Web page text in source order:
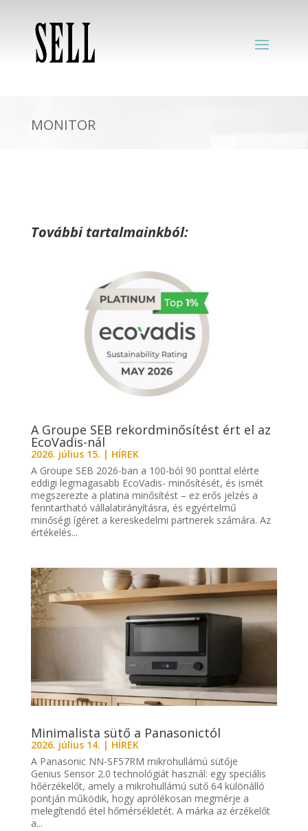
MONITOR
További tartalmainkból:
A Groupe SEB rekordminősítést ért el az
EcoVadis-nál
2026. július 15. | HÍREK
A Groupe SEB 2026-ban a 100-ból 90 ponttal elérte
eddigi legmagasabb EcoVadis- minősítését, és ismét
megszerezte a platina minősítést – ez erős jelzés a
fenntartható vállalatirányításra, és egyértelmű
minőségi ígéret a kereskedelmi partnerek számára. Az
értékelés...
Minimalista sütő a Panasonictól
2026. július 14. | HÍREK
A Panasonic NN-SF57RM mikrohullámú sütője
Genius Sensor 2.0 technológiát használ: egy speciális
hőérzékelőt, amely a mikrohullámú sütő 64 különálló
pontján működik, hogy aprólékosan megmérje a
melegítendő étel hőmérsékletét. A márka az érzékelőt
a...